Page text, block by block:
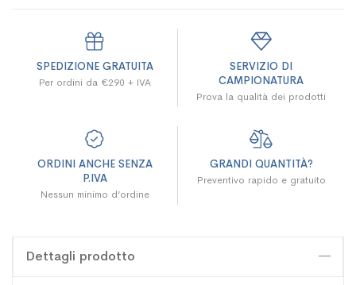
SPEDIZIONE GRATUITA
Per ordini da €290 + IVA
SERVIZIO DI
CAMPIONATURA
Prova la qualità dei prodotti
ORDINI ANCHE SENZA
P.IVA
Nessun minimo d’ordine
GRANDI QUANTITÀ?
Preventivo rapido e gratuito
Dettagli prodotto